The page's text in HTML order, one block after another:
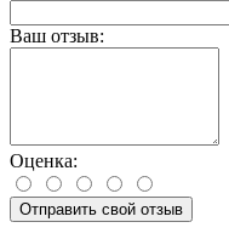
Ваш отзыв:
Оценка:
Отправить свой отзыв